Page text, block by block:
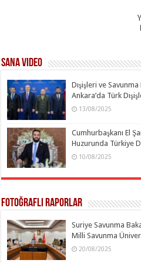
SANA Video
Dışişleri ve Savunma
Ankara’da Türk
13/08/2025
Cumhurbaşkanı El
Huzurunda Türkiye
10/08/2025
Fotoğraflı Raporlar
Suriye Savunma
Milli Savunma
20/08/2025